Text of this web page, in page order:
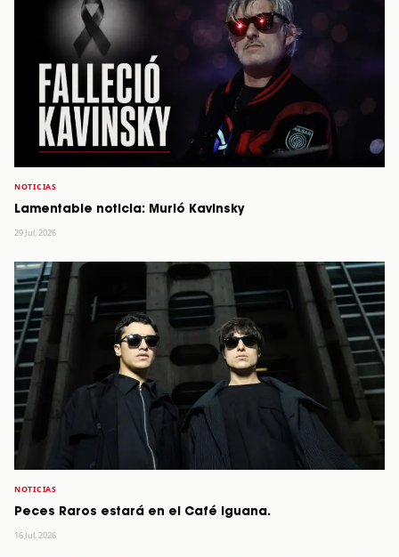
NOTICIAS
Lamentable noticia: Murió Kavinsky
29 Jul, 2026
NOTICIAS
Peces Raros estará en el Café Iguana.
16 Jul, 2026